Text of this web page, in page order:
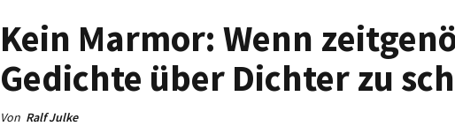
Kein Marmor: Wenn
Gedichte über Dichter zu
Von Ralf Julke